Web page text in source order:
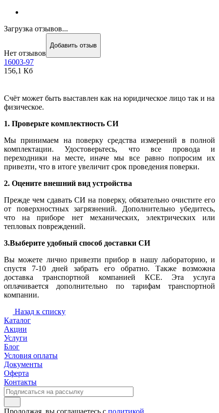
Загрузка отзывов...
Нет отзывов
Добавить отзыв
16003-97
156,1 Кб
Счёт может быть выставлен как на юридическое лицо так и на
физическое.
1. Проверьте комплектность СИ
Мы принимаем на поверку средства измерений в полной
комплектации. Удостоверьтесь, что все провода и
переходники на месте, иначе мы все равно попросим их
привезти, что в итоге увеличит срок проведения поверки.
2. Оцените внешний вид устройства
Прежде чем сдавать СИ на поверку, обязательно очистите его
от поверхностных загрязнений. Дополнительно убедитесь,
что на приборе нет механических, электрических или
тепловых повреждений.
3.Выберите удобный способ доставки СИ
Вы можете лично привезти прибор в нашу лабораторию, и
спустя 7-10 дней забрать его обратно. Также возможна
доставка транспортной компанией КСЕ. Эта услуга
оплачивается дополнительно по тарифам транспортной
компании.
Назад к списку
Каталог
Акции
Услуги
Блог
Условия оплаты
Документы
Оферта
Контакты
Продолжая, вы соглашаетесь с политикой